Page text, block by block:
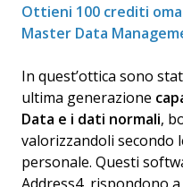
Ottieni 100 crediti
Master Data
In quest’ottica sono
ultima generazione
Data e i dati normali,
valorizzandoli
personale. Questi